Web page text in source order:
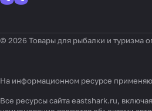
© 2026 Товары для рыбалки и туризма
На информационном ресурсе
Все ресурсы сайта eastshark.ru,